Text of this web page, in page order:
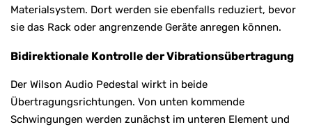
Materialsystem. Dort werden sie ebenfalls reduziert, bevor
sie das Rack oder angrenzende Geräte anregen können.
Bidirektionale Kontrolle der Vibrationsübertragung
Der Wilson Audio Pedestal wirkt in beide
Übertragungsrichtungen. Von unten kommende
Schwingungen werden zunächst im unteren Element und